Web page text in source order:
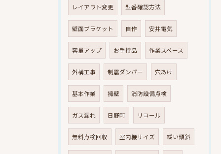
レイアウト変更 型番確認方法
壁面ブラケット 自作 安井電気
容量アップ お手持品 作業スペース
外構工事 制震ダンパー 穴あけ
基本作業 擁壁 消防設備点検
ガス漏れ 日野町 リコール
無料点検回収 室内機サイズ 緩い傾斜